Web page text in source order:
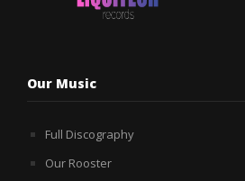
Our Music
Full Discography
Our Rooster